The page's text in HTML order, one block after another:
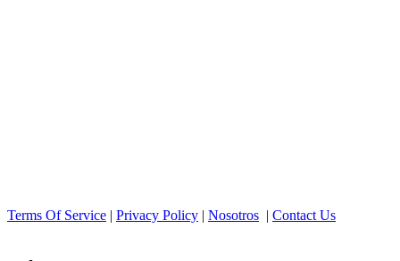
Terms Of Service | Privacy Policy | Nosotros | Contact Us